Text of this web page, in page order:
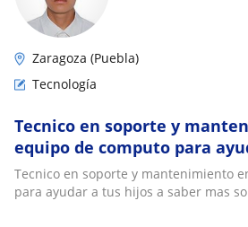
Zaragoza (Puebla)
Tecnología
Tecnico en soporte y
equipo de computo para
saber mas sobre las
Tecnico en soporte y mantenimiento
para ayudar a tus hijos a saber mas